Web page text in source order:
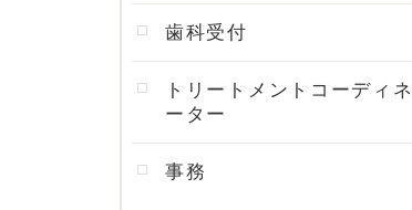
歯科受付
トリートメントコーディネ
ーター
事務